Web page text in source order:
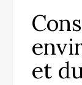
et